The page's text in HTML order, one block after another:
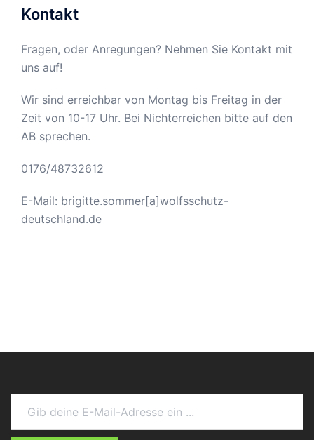
Kontakt
Fragen, oder Anregungen? Nehmen Sie Kontakt mit
uns auf!
Wir sind erreichbar von Montag bis Freitag in der
Zeit von 10-17 Uhr. Bei Nichterreichen bitte auf den
AB sprechen.
0176/48732612
E-Mail: brigitte.sommer[a]wolfsschutz-
deutschland.de
Gib deine E-Mail-Adresse ein ...